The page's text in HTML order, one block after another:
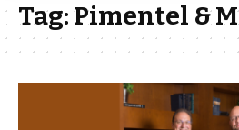
Tag:Pimentel &